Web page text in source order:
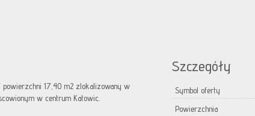
17,40 m2 zlokalizowany w
w centrum Katowic.
Szczegóły
Symbol oferty
Powierzchnia